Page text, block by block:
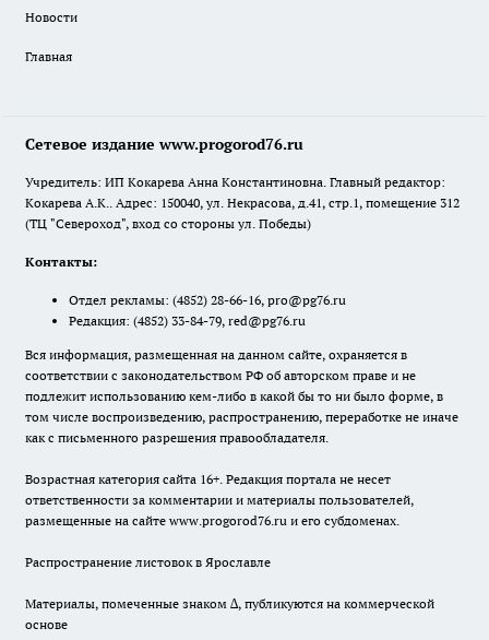
Новости
Главная
Сетевое издание www.progorod76.ru
Учредитель: ИП Кокарева Анна Константиновна. Главный редактор:
Кокарева А.К.. Адрес: 150040, ул. Некрасова, д.41, стр.1, помещение 312
(ТЦ "Североход", вход со стороны ул. Победы)
Контакты:
Отдел рекламы: (4852) 28-66-16, pro@pg76.ru
Редакция: (4852) 33-84-79, red@pg76.ru
Вся информация, размещенная на данном сайте, охраняется в
соответствии с законодательством РФ об авторском праве и не
подлежит использованию кем-либо в какой бы то ни было форме, в
том числе воспроизведению, распространению, переработке не иначе
как с письменного разрешения правообладателя.
Возрастная категория сайта 16+. Редакция портала не несет
ответственности за комментарии и материалы пользователей,
размещенные на сайте www.progorod76.ru и его субдоменах.
Распространение листовок в Ярославле
Материалы, помеченные знаком ∆, публикуются на коммерческой
основе